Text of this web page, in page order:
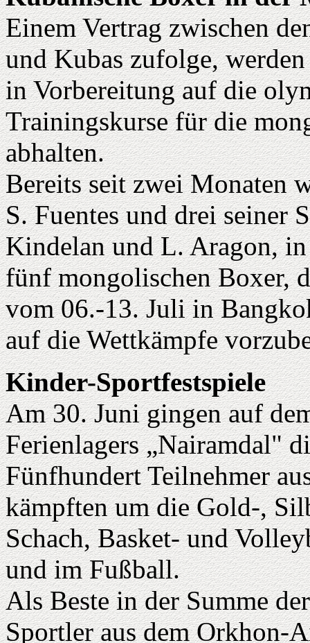
Einem Vertrag zwischen
und Kubas zufolge,
in Vorbereitung auf die
Trainingskurse für die
abhalten.
Bereits seit zwei Monaten
S. Fuentes und drei seiner
Kindelan und L. Aragon,
fünf mongolischen Boxer,
vom 06.-13. Juli in
auf die Wettkämpfe
Kinder-Sportfestspiele
Am 30. Juni gingen auf
Ferienlagers „Nairamdal"
Fünfhundert Teilnehmer
kämpften um die Gold-,
Schach, Basket- und
und im Fußball.
Als Beste in der Summe
Sportler aus dem Orkhon-